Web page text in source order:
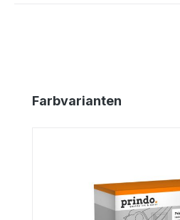
Produktgalerie überspringen
Farbvarianten